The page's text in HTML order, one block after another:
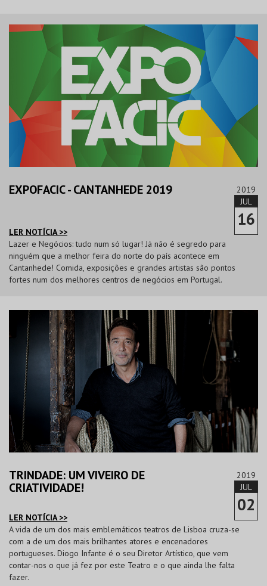
EXPOFACIC - CANTANHEDE 2019
LER NOTÍCIA >>
2019
JUL
16
Lazer e Negócios: tudo num só lugar! Já não é segredo para
ninguém que a melhor feira do norte do país acontece em
Cantanhede! Comida, exposições e grandes artistas são pontos
fortes num dos melhores centros de negócios em Portugal.
TRINDADE: UM VIVEIRO DE
CRIATIVIDADE!
LER NOTÍCIA >>
2019
JUL
02
A vida de um dos mais emblemáticos teatros de Lisboa cruza-se
com a de um dos mais brilhantes atores e encenadores
portugueses. Diogo Infante é o seu Diretor Artístico, que vem
contar-nos o que já fez por este Teatro e o que ainda lhe falta
fazer.